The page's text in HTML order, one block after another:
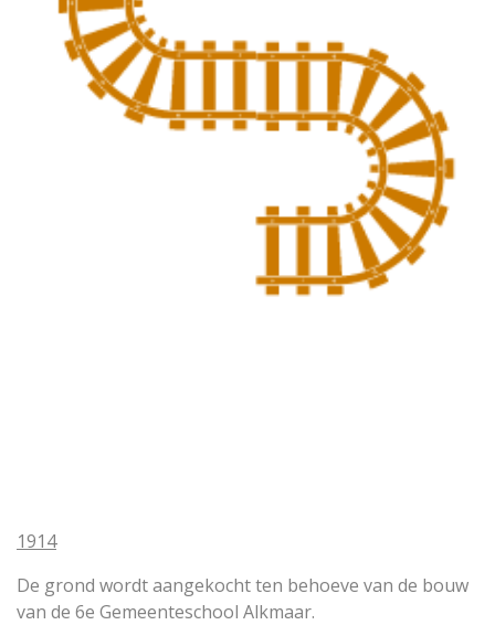
1914
De grond wordt aangekocht ten behoeve van de bouw
van de 6e Gemeenteschool Alkmaar.